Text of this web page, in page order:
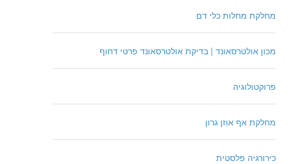
מחלקת מחלות כלי דם
מכון אולטרסאונד | בדיקת אולטרסאונד פרטי דחוף
פרוקטולוגיה
מחלקת אף אוזן גרון
כירורגיה פלסטית